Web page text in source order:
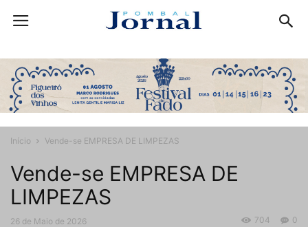
Início Vende-se EMPRESA DE LIMPEZAS
Vende-se EMPRESA DE
LIMPEZAS
26 de Maio de 2026 0
704